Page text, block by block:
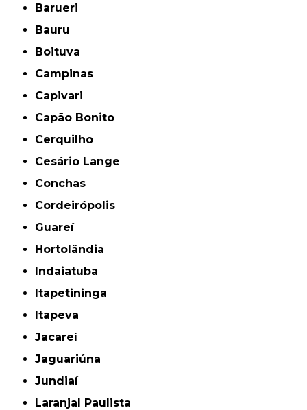
Barueri
Bauru
Boituva
Campinas
Capivari
Capão Bonito
Cerquilho
Cesário Lange
Conchas
Cordeirópolis
Guareí
Hortolândia
Indaiatuba
Itapetininga
Itapeva
Jacareí
Jaguariúna
Jundiaí
Laranjal Paulista